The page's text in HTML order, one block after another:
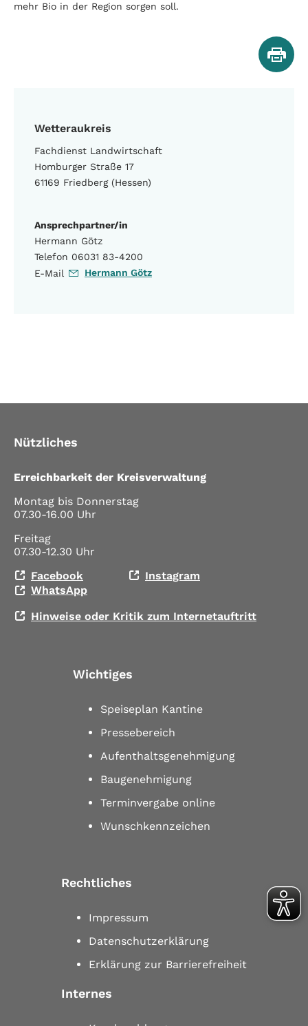
Wetteraukreis
Fachdienst Landwirtschaft
Homburger Straße 17
61169 Friedberg (Hessen)
Ansprechpartner/in
Hermann Götz
Telefon 06031 83-4200
E-Mail
Hermann Götz
mehr Bio in der Region sorgen soll.
Nützliches
Erreichbarkeit der Kreisverwaltung
Montag bis Donnerstag
07.30-16.00 Uhr
Freitag
07.30-12.30 Uhr
Facebook
Instagram
WhatsApp
Hinweise oder Kritik zum Internetauftritt
Wichtiges
Speiseplan Kantine
Pressebereich
Aufenthaltsgenehmigung
Baugenehmigung
Terminvergabe online
Wunschkennzeichen
Rechtliches
Impressum
Datenschutzerklärung
Erklärung zur Barrierefreiheit
Internes